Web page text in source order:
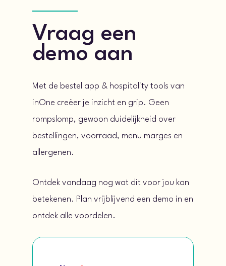
Vraag een
demo aan
Met de bestel app & hospitality tools van
inOne creëer je inzicht en grip. Geen
rompslomp, gewoon duidelijkheid over
bestellingen, voorraad, menu marges en
allergenen.
Ontdek vandaag nog wat dit voor jou kan
betekenen. Plan vrijblijvend een demo in en
ontdek alle voordelen.